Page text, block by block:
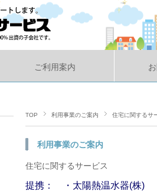
ご利用案内
TOP 利用事業のご案内 住宅に関するサ
利用事業のご案内
住宅に関するサービス
提携： ・太陽熱温水器(株)